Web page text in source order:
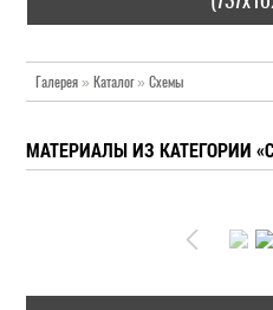
Галерея » Каталог» Схемы
МАТЕРИАЛЫ ИЗ КАТЕГОРИИ